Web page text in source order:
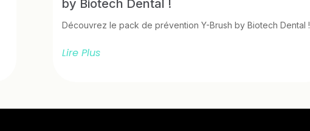
by Biotech Dental !
Découvrez le pack de prévention Y-Brush by Biotech Dental !
Lire Plus